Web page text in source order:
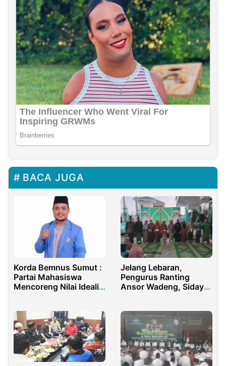
BACA JUGA
Korda Bemnus Sumut :
Partai Mahasiswa
Mencoreng Nilai Idealis
Jelang Lebaran,
Pengurus Ranting
Ansor Wadeng, Sidayu,